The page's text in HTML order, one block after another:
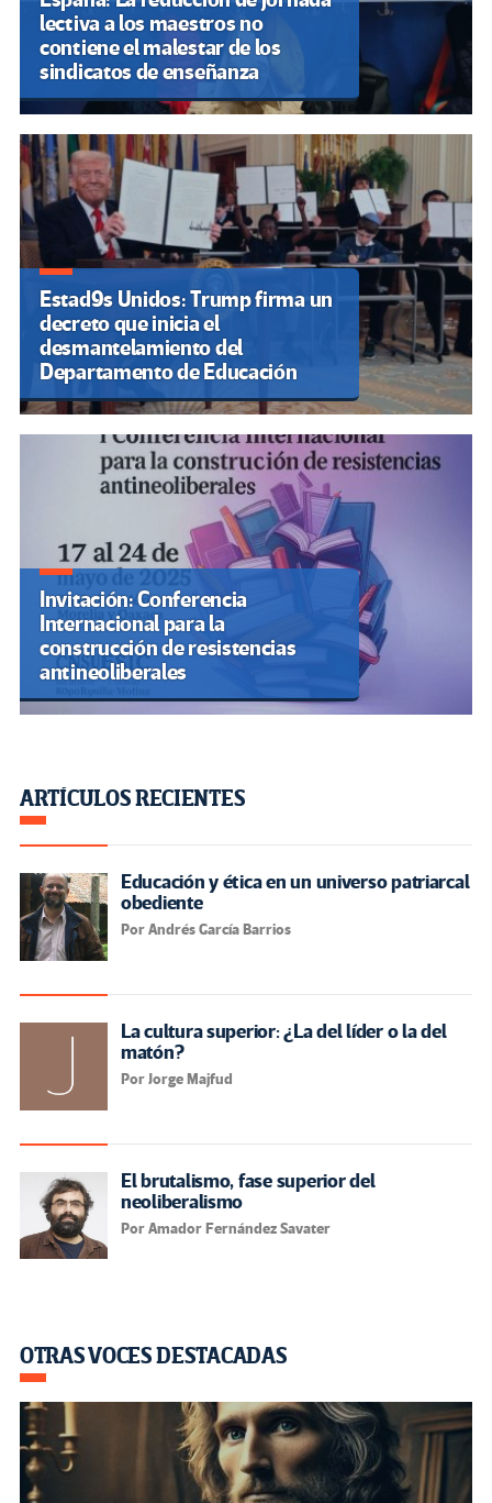
lectiva a los maestros no
contiene el malestar de los
sindicatos de enseñanza
Estad9s Unidos: Trump firma un
decreto que inicia el
desmantelamiento del
Departamento de Educación
Invitación: Conferencia
Internacional para la
construcción de resistencias
antineoliberales
ARTÍCULOS RECIENTES
Educación y ética en un universo patriarcal
obediente
Por Andrés García Barrios
La cultura superior: ¿La del líder o la del
matón?
Por Jorge Majfud
El brutalismo, fase superior del
neoliberalismo
Por Amador Fernández Savater
OTRAS VOCES DESTACADAS